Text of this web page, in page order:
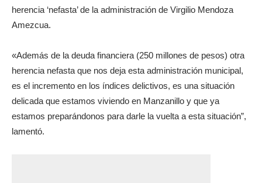
herencia ‘nefasta’ de la administración de Virgilio Mendoza
Amezcua.
«Además de la deuda financiera (250 millones de pesos) otra
herencia nefasta que nos deja esta administración municipal,
es el incremento en los índices delictivos, es una situación
delicada que estamos viviendo en Manzanillo y que ya
estamos preparándonos para darle la vuelta a esta situación”,
lamentó.